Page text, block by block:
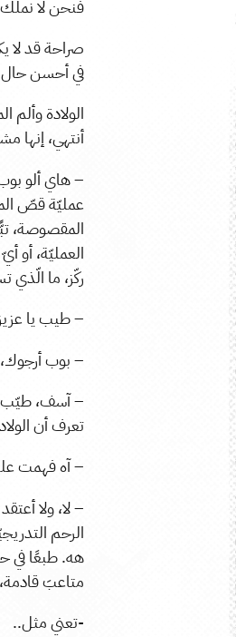
فنحن لا
صراحة قد لا
في أحسن حال.
الولادة
أنتهي، إنها
– هاي ألو
عمليّة قصّ
المقصوصة،
العمليّة،
ركّز، ما
– طيب يا
– بوب
– آسف، طيّب
تعرف أن
– آه فهمت
– لا، ولا
الرحم
هه. طبعًا في
متاعبَ
-تعني مثل..